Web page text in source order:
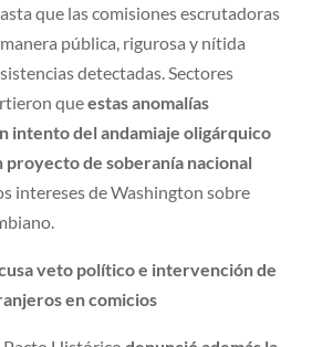
que las comisiones escrutadoras
pública, rigurosa y nítida
detectadas. Sectores
queestas anomalías
intento del andamiaje oligárquico
proyecto de soberanía nacional
intereses de Washington sobre
veto político e intervención de
en comicios